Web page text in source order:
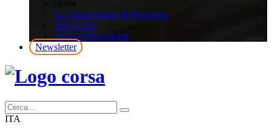
La Classicissima di Primavera
Albo d’oro
Edizioni Precedenti
Newsletter
ITA